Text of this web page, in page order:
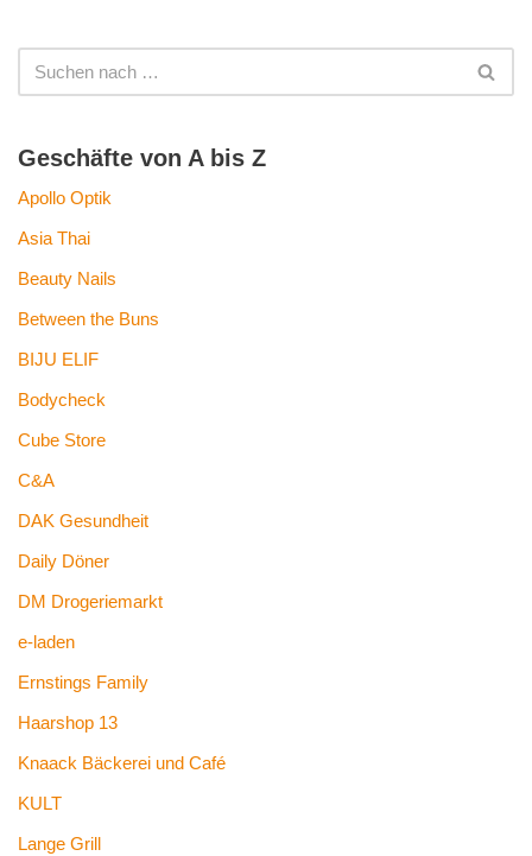
Geschäfte von A bis Z
Apollo Optik
Asia Thai
Beauty Nails
Between the Buns
BIJU ELIF
Bodycheck
Cube Store
C&A
DAK Gesundheit
Daily Döner
DM Drogeriemarkt
e-laden
Ernstings Family
Haarshop 13
Knaack Bäckerei und Café
KULT
Lange Grill